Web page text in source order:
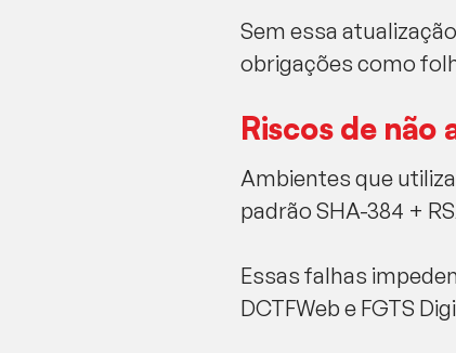
Sem essa
obrigações como
Riscos de não
Ambientes que
padrão SHA-384 +
Essas falhas
DCTFWeb e FGTS